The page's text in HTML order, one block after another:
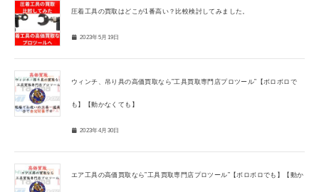
圧着工具の買取はどこが1番高い？比較検討してみました。
2023年5月19日
ウィンチ、吊り具の高価買取なら”工具買取専門店プロツール”【ボロボロで
も】【動かなくても】
2023年4月30日
エア工具の高価買取なら”工具買取専門店プロツール”【ボロボロでも】【動か